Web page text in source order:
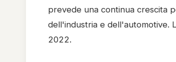
prevede una continua crescita
dell'industria e dell'automotive.
2022.